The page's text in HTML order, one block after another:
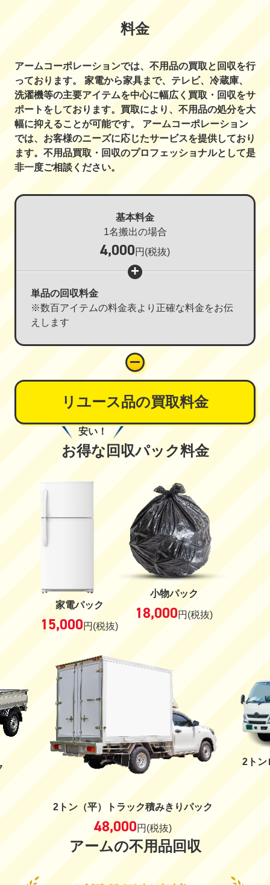
料金
アームコーポレーションでは、不用品の買取と回収を行
っております。 家電から家具まで、テレビ、冷蔵庫、
洗濯機等の主要アイテムを中心に幅広く買取・回収をサ
ポートをしております。買取により、不用品の処分を大
幅に抑えることが可能です。 アームコーポレーション
では、お客様のニーズに応じたサービスを提供しており
ます。不用品買取・回収のプロフェッショナルとして是
非一度ご相談ください。
基本料金
1名搬出の場合
4,000 円 (税抜)
単品の回収料金
※数百アイテムの料金表より正確な料金をお伝
えします
リユース品の買取料金
安い！
お得な回収パック料金
家電パック
15,000円 (税抜)
小物パック
18,000円 (税抜)
2トン（平）トラック積みきりパック
48,000円 (税抜)
2トン
アームの不用品回収